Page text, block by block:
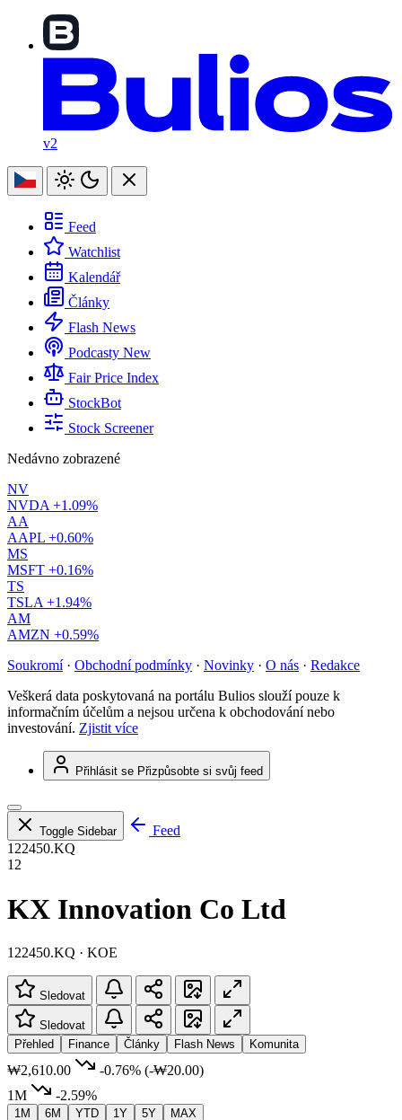
v2
Feed
Watchlist
Kalendář
Články
Flash News
Podcasty New
Fair Price Index
StockBot
Stock Screener
Nedávno zobrazené
NV
NVDA +1.09%
AA
AAPL +0.60%
MS
MSFT +0.16%
TS
TSLA +1.94%
AM
AMZN +0.59%
Soukromí · Obchodní podmínky · Novinky · O nás · Redakce
Veškerá data poskytovaná na portálu Bulios slouží pouze k
informačním účelům a nejsou určena k obchodování nebo
investování. Zjistit více
Přihlásit se Přizpůsobte si svůj feed
Toggle Sidebar
Feed
122450.KQ
12
KX Innovation Co Ltd
122450.KQ · KOE
Sledovat
Sledovat
Přehled
Finance Články Flash News Komunita
₩2,610.00 -0.76% (-₩20.00)
1M
-2.59%
1M 6M YTD 1Y 5Y MAX